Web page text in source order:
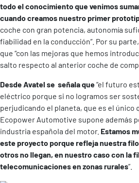
todo el conocimiento que venimos
cuando creamos nuestro primer
coche con gran potencia, autonomía
fiabilidad en la conducción”. Por su
que “con las mejoras que hemos
salto respecto al anterior coche de
Desde Avatel se señala que“el futuro
eléctrico porque si no logramos ser
perjudicando el planeta, que es el único
Ecopower Automotive supone además
industria española del motor. Estamos
este proyecto porque refleja nuestra
otros no llegan, en nuestro caso con la
telecomunicaciones en zonas rurales”.